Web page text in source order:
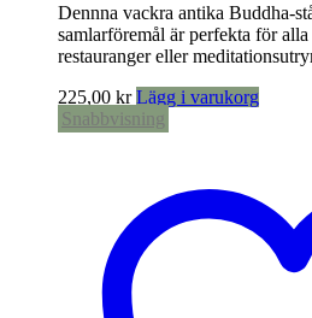
Dennna vackra antika Buddha-
samlarföremål är perfekta för
restauranger eller
225,00 kr Lägg i varukorg
Snabbvisning